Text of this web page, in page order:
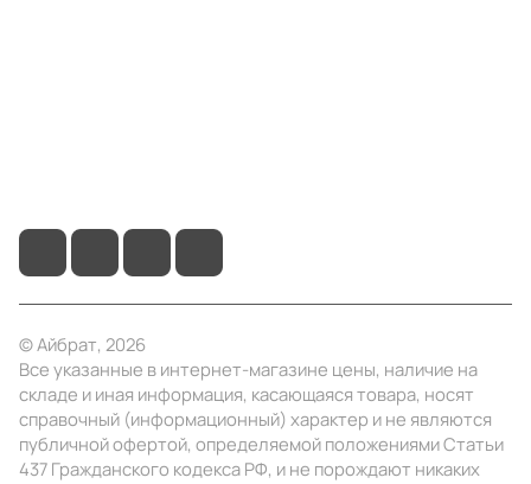
© Айбрат, 2026
Все указанные в интернет-магазине цены, наличие на
складе и иная информация, касающаяся товара, носят
справочный (информационный) характер и не являются
публичной офертой, определяемой положениями Статьи
437 Гражданского кодекса РФ, и не порождают никаких